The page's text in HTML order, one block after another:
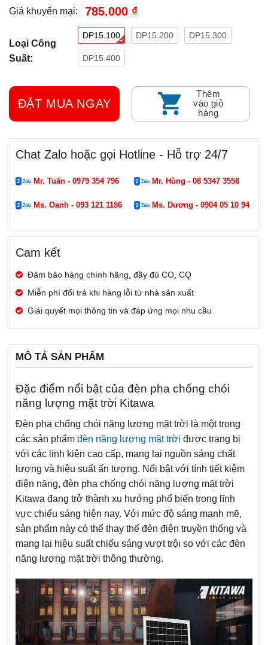
Giá khuyến mại:
785.000 ₫
Loại Công
Suất:
DP15.100 DP15.200 DP15.300
DP15.400
ĐẶT MUA NGAY
Thêm
vào giỏ
hàng
Chat Zalo hoặc gọi Hotline - Hỗ trợ 24/7
Mr. Tuấn - 0979 354 796 Mr. Hùng - 08 5347 3558
Ms. Oanh - 093 121 1186 Ms. Dương - 0904 05 10 94
Cam kết
Đảm bảo hàng chính hãng, đầy đủ CO, CQ
Miễn phí đổi trả khi hàng lỗi từ nhà sản xuất
Giải quyết mọi thông tin và đáp ứng mọi nhu cầu
MÔ TẢ SẢN PHẨM
Đặc điểm nổi bật của đèn pha chống chói
năng lượng mặt trời Kitawa
Đèn pha chống chói năng lượng mặt trời là một trong
các sản phẩm đèn năng lượng mặt trời được trang bị
với các linh kiện cao cấp, mang lại nguồn sáng chất
lượng và hiệu suất ấn tượng. Nổi bật với tính tiết kiệm
điện năng, đèn pha chống chói năng lượng mặt trời
Kitawa đang trở thành xu hướng phổ biến trong lĩnh
vực chiếu sáng hiện nay. Với mức độ sáng mạnh mẽ,
sản phẩm này có thể thay thế đèn điện truyền thống và
mang lại hiệu suất chiếu sáng vượt trội so với các đèn
năng lượng mặt trời thông thường.